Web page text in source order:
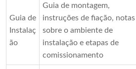
Guia de
Instalaç
ão
Guia de montagem,
instruções de fiação, notas
sobre o ambiente de
instalação e etapas de
comissionamento